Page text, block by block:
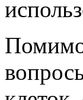
Помимо